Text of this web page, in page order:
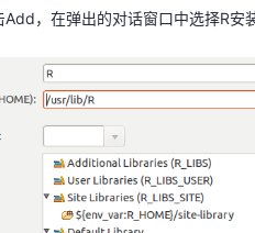
，在弹出的对话窗口中选择R安